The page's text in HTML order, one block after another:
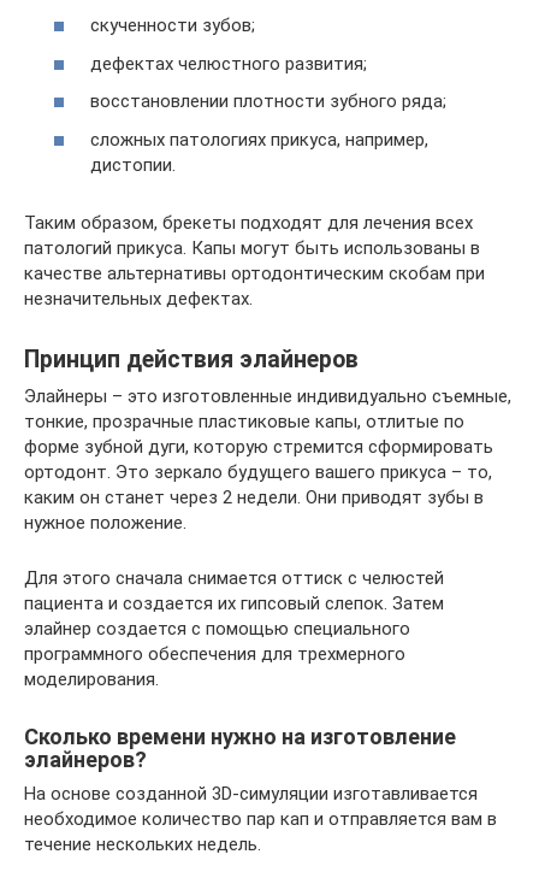
скученности зубов;
дефектах челюстного развития;
восстановлении плотности зубного ряда;
сложных патологиях прикуса, например,
дистопии.
Таким образом, брекеты подходят для лечения всех
патологий прикуса. Капы могут быть использованы в
качестве альтернативы ортодонтическим скобам при
незначительных дефектах.
Принцип действия элайнеров
Элайнеры – это изготовленные индивидуально съемные,
тонкие, прозрачные пластиковые капы, отлитые по
форме зубной дуги, которую стремится сформировать
ортодонт. Это зеркало будущего вашего прикуса – то,
каким он станет через 2 недели. Они приводят зубы в
нужное положение.
Для этого сначала снимается оттиск с челюстей
пациента и создается их гипсовый слепок. Затем
элайнер создается с помощью специального
программного обеспечения для трехмерного
моделирования.
Сколько времени нужно на изготовление
элайнеров?
На основе созданной 3D-симуляции изготавливается
необходимое количество пар кап и отправляется вам в
течение нескольких недель.